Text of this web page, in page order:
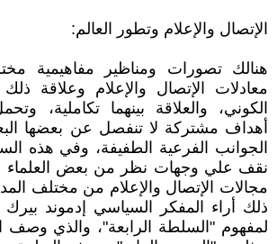
الإتصال والإعلام وتطور العالم:
هنالك تصورات ومناظير مفاهيمية
معادلات الإتصال والإعلام وعلاقة
الكوني، والعلاقة بينهما تكاملية،
أهداف مشتركة لا تنفصل عن بعضها
الجوانب الفرعية الطفيفة، وفي هذه
نقف علي وجهات نظر من بعض العلماء
مجالات الإتصال والإعلام من مختلف
ذلك أراء المفكر السياسي إدموند بيرك
لمفهوم "السلطة الرابعة"، والذي وصف